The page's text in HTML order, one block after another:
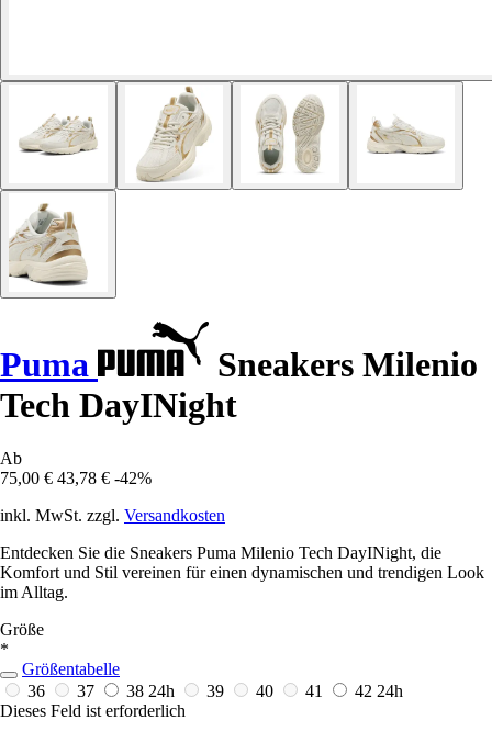
Puma
Sneakers Milenio
Tech DayINight
Ab
75,00 € 43,78 € -42%
inkl. MwSt. zzgl. Versandkosten
Entdecken Sie die Sneakers Puma Milenio Tech DayINight, die
Komfort und Stil vereinen für einen dynamischen und trendigen Look
im Alltag.
Größe
*
Größentabelle
36
37 38 24h 39 40 41 42 24h
Dieses Feld ist erforderlich